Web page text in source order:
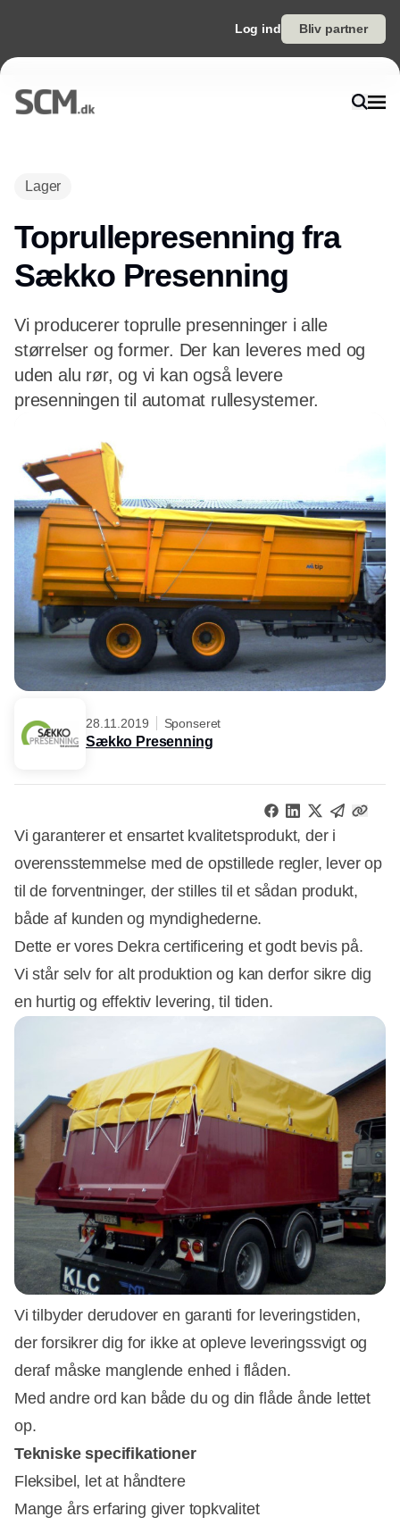
Log ind Bliv partner
Lager
Toprullepresenning fra
Sækko Presenning
Vi producerer toprulle presenninger i alle
størrelser og former. Der kan leveres med og
uden alu rør, og vi kan også levere
presenningen til automat rullesystemer.
28.11.2019 Sponseret
Sækko Presenning
Vi garanterer et ensartet kvalitetsprodukt, der i
overensstemmelse med de opstillede regler, lever op
til de forventninger, der stilles til et sådan produkt,
både af kunden og myndighederne.
Dette er vores Dekra certificering et godt bevis på.
Vi står selv for alt produktion og kan derfor sikre dig
en hurtig og effektiv levering, til tiden.
Vi tilbyder derudover en garanti for leveringstiden,
der forsikrer dig for ikke at opleve leveringssvigt og
deraf måske manglende enhed i flåden.
Med andre ord kan både du og din flåde ånde lettet
op.
Tekniske specifikationer
Fleksibel, let at håndtere
Mange års erfaring giver topkvalitet